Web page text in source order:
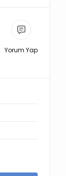
Yorum Yap